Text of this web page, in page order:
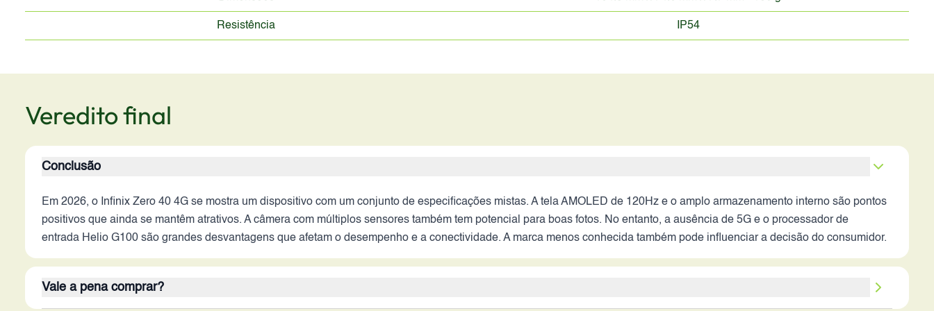
Resistência IP54
Veredito final
Conclusão
Em 2026, o Infinix Zero 40 4G se mostra um dispositivo com um conjunto de especificações mistas. A tela AMOLED de 120Hz e o amplo armazenamento interno são pontos
positivos que ainda se mantêm atrativos. A câmera com múltiplos sensores também tem potencial para boas fotos. No entanto, a ausência de 5G e o processador de
entrada Helio G100 são grandes desvantagens que afetam o desempenho e a conectividade. A marca menos conhecida também pode influenciar a decisão do consumidor.
Vale a pena comprar?